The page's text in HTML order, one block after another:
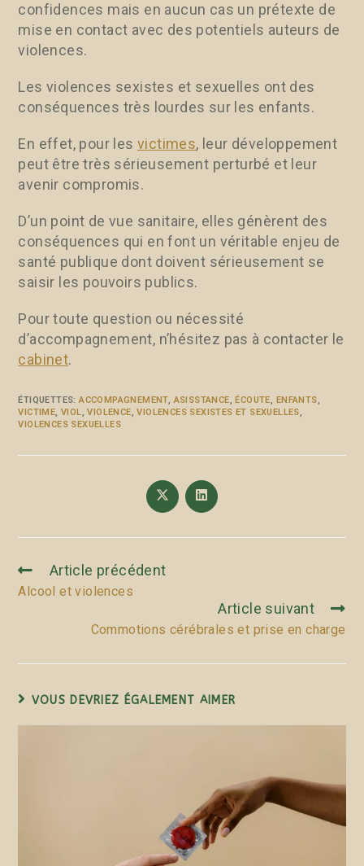
confidences mais en aucun cas un prétexte de
mise en contact avec des potentiels auteurs de
violences.
Les violences sexistes et sexuelles ont des
conséquences très lourdes sur les enfants.
En effet, pour lesvictimes, leur développement
peut être très sérieusement perturbé et leur
avenir compromis.
D’un point de vue sanitaire, elles génèrent des
conséquences qui en font un véritable enjeu de
santé publique dont doivent sérieusement se
saisir les pouvoirs publics.
Pour toute question ou nécessité
d’accompagnement, n’hésitez pas à contacter le
cabinet.
ÉTIQUETTES:ACCOMPAGNEMENT, ASISSTANCE, ÉCOUTE, ENFANTS,
VICTIME, VIOL, VIOLENCE, VIOLENCES SEXISTES ET SEXUELLES,
VIOLENCES SEXUELLES
Article précédent
Alcool et violences
Article suivant
Commotions cérébrales et prise en charge
VOUS DEVRIEZ ÉGALEMENT AIMER